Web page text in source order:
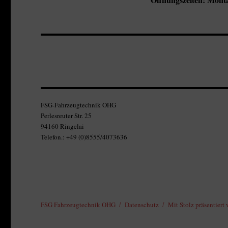
FSG-Fahrzeugtechnik OHG
Perlesreuter Str. 25
94160 Ringelai
Telefon.: +49 (0)8555/4073636
FSG Fahrzeugtechnik OHG Datenschutz Mit Stolz präsentiert